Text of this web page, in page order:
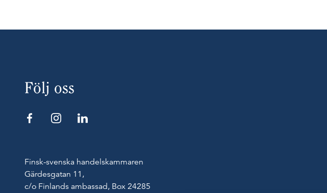
Följ oss
Finsk-svenska handelskammaren
Gärdesgatan 11,
c/o Finlands ambassad, Box 24285